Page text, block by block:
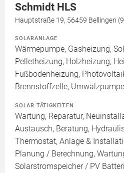
Schmidt HLS
Hauptstraße 19, 56459 Bellingen
SOLARANLAGE
Wärmepumpe, Gasheizung,
Pelletheizung, Holzheizung,
Fußbodenheizung,
Brennstoffzelle, Umwälzpumpe
SOLAR TÄTIGKEITEN
Wartung, Reparatur,
Austausch, Beratung,
Thermostat, Anlage &
Planung / Berechnung,
Solarstromspeicher / PV